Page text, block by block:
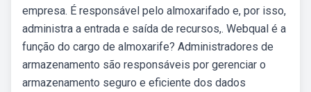
empresa. É responsável pelo almoxarifado e, por isso,
administra a entrada e saída de recursos,. Webqual é a
função do cargo de almoxarife? Administradores de
armazenamento são responsáveis por gerenciar o
armazenamento seguro e eficiente dos dados